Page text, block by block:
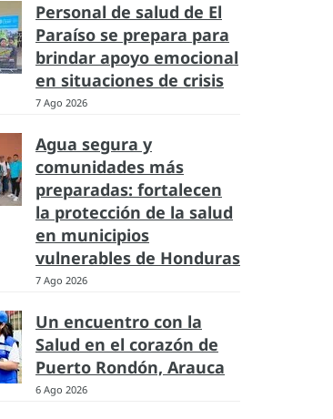
Personal de salud de El
Paraíso se prepara para
brindar apoyo emocional
en situaciones de crisis
7 Ago 2026
Agua segura y
comunidades más
preparadas: fortalecen
la protección de la salud
en municipios
vulnerables de Honduras
7 Ago 2026
Un encuentro con la
Salud en el corazón de
Puerto Rondón, Arauca
6 Ago 2026